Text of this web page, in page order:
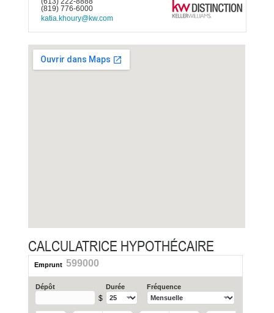
(819) 776-6000
katia.khoury@kw.com
CALCULATRICE HYPOTHÉCAIRE
Emprunt 599000
Dépôt
$
Durée Fréquence